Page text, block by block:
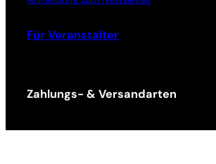
Für Veranstalter
Zahlungs- & Versandarten